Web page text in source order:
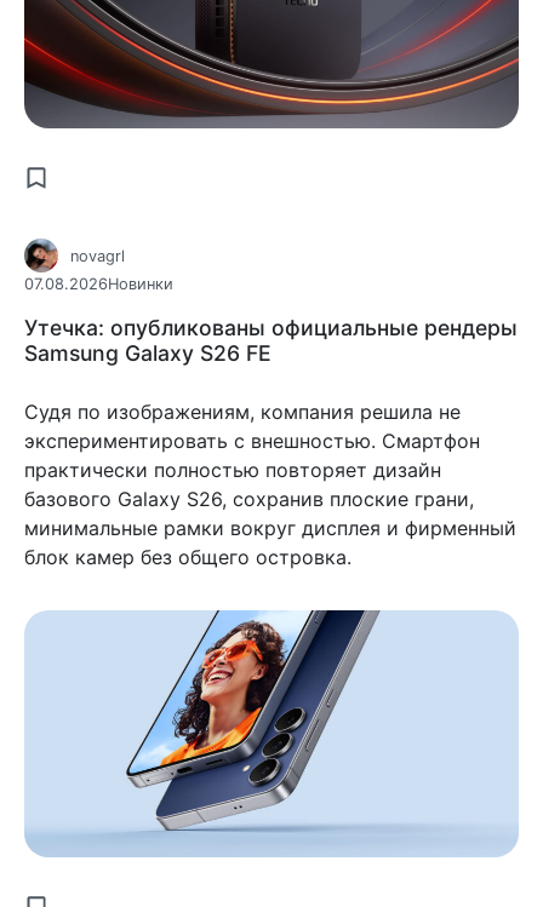
novagrl
07.08.2026Новинки
Утечка: опубликованы официальные рендеры
Samsung Galaxy S26 FE
Судя по изображениям, компания решила не
экспериментировать с внешностью. Смартфон
практически полностью повторяет дизайн
базового Galaxy S26, сохранив плоские грани,
минимальные рамки вокруг дисплея и фирменный
блок камер без общего островка.